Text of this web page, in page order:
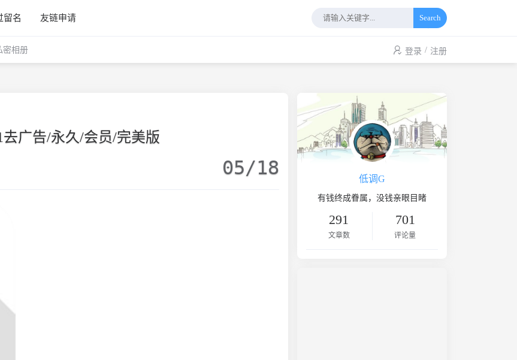
留名 友链申请 Search
密相册 登录 / 注册
去广告/永久/会员/完美版
05/18 低调G
有钱终成眷属，没钱亲眼目睹
291
文章数
701
评论量